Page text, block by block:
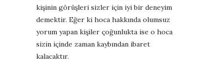
kişinin görüşleri sizler için iyi bir deneyim
demektir. Eğer ki hoca hakkında olumsuz
yorum yapan kişiler çoğunlukta ise o hoca
sizin içinde zaman kaybından ibaret
kalacaktır.